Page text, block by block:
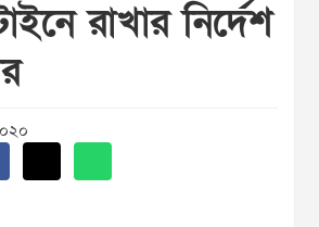
রাখার নির্দেশ